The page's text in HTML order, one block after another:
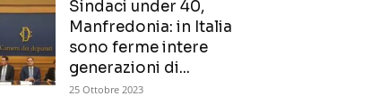
Sindaci under 40,
Manfredonia: in Italia
sono ferme intere
generazioni di...
25 Ottobre 2023